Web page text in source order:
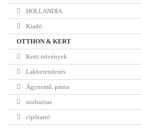
HOLLANDIA
Kiadó
OTTHON & KERT
Kerti növények
Lakberendezés
Ágynemű, párna
szobainas
cipőtartó